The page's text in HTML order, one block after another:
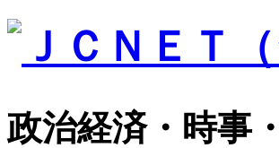
政治経済・時事